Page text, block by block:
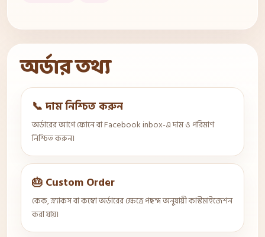
অর্ডার তথ্য
📞 দাম নিশ্চিত করুন
অর্ডারের আগে ফোনে বা Facebook inbox-এ দাম ও পরিমাণ
নিশ্চিত করুন।
🎂 Custom Order
কেক, স্ন্যাকস বা কম্বো অর্ডারের ক্ষেত্রে পছন্দ অনুযায়ী কাস্টমাইজেশন
করা যায়।